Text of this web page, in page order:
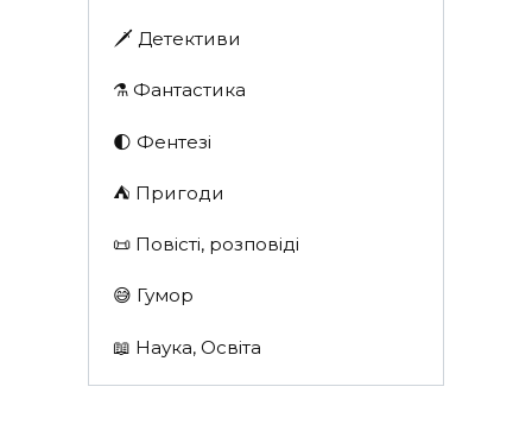
🗡 Детективи
⚗️ Фантастика
🌓 Фентезі
⛺️ Пригоди
📜 Повісті, розповіді
😅 Гумор
📖 Наука, Освіта